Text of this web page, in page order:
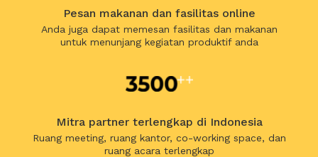
Pesan makanan dan fasilitas online
Anda juga dapat memesan fasilitas dan makanan
untuk menunjang kegiatan produktif anda
Mitra partner terlengkap di Indonesia
Ruang meeting, ruang kantor, co-working space, dan
ruang acara terlengkap